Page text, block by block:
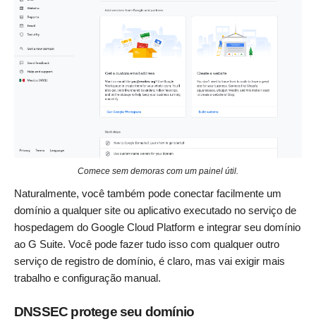
Comece sem demoras com um painel útil.
Naturalmente, você também pode conectar facilmente um
domínio a qualquer site ou aplicativo executado no serviço de
hospedagem do Google Cloud Platform e integrar seu domínio
ao G Suite. Você pode fazer tudo isso com qualquer outro
serviço de registro de domínio, é claro, mas vai exigir mais
trabalho e configuração manual.
DNSSEC protege seu domínio